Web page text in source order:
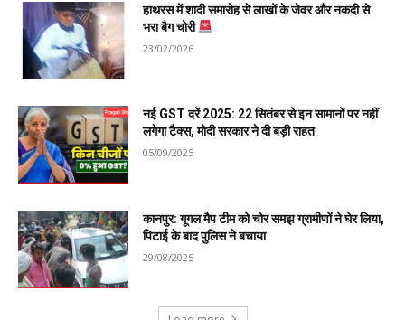
हाथरस में शादी समारोह से लाखों के जेवर और नकदी से
भरा बैग चोरी
23/02/2026
नई GST दरें 2025: 22 सितंबर से इन सामानों पर नहीं
लगेगा टैक्स, मोदी सरकार ने दी बड़ी राहत
05/09/2025
कानपुर: गूगल मैप टीम को चोर समझ ग्रामीणों ने घेर लिया,
पिटाई के बाद पुलिस ने बचाया
29/08/2025